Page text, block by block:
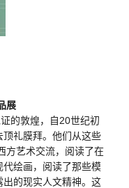
展
的敦煌，自20世纪初
礼膜拜。他们从这些
方艺术交流，阅读了在
绘画，阅读了那些模
的现实人文精神。这